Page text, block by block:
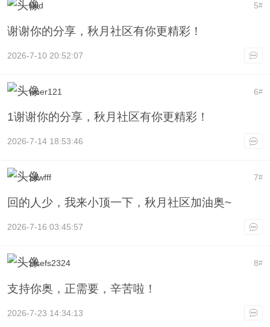
5#
likid
谢谢你的分享，秋月社区有你更精彩！
2026-7-10 20:52:07
6#
woer121
1谢谢你的分享，秋月社区有你更精彩！
2026-7-14 18:53:46
7#
zdwfff
回的人少，我来小顶一下，秋月社区加油奥~
2026-7-16 03:45:57
8#
zfsefs2324
支持你奥，正需要，辛苦啦！
2026-7-23 14:34:13